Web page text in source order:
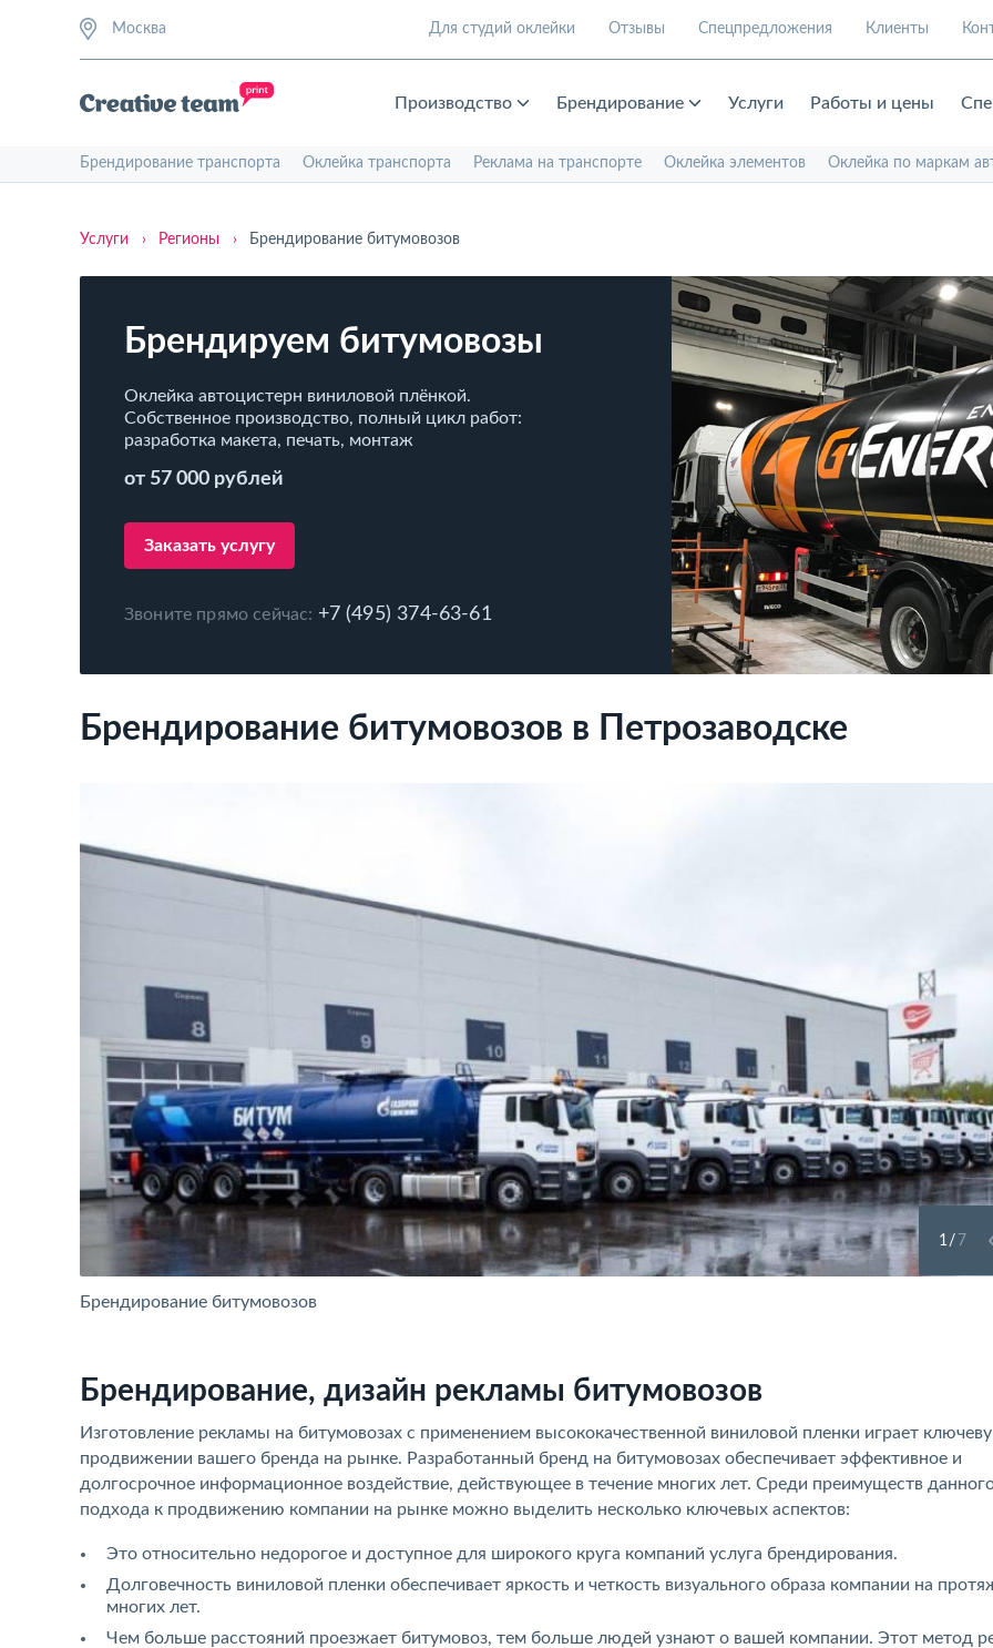
Москва Для студий оклейки Отзывы Спецпредложения Клиенты
Производство Брендирование Услуги Работы и цены
Брендирование транспорта Оклейка транспорта Реклама на транспорте Оклейка элементов Оклейка по маркам
Услуги › Регионы › Брендирование битумовозов
Брендируем битумовозы
Оклейка автоцистерн виниловой плёнкой.
Собственное производство, полный цикл работ:
разработка макета, печать, монтаж
от 57 000 рублей
Заказать услугу
Звоните прямо сейчас: +7 (495) 374-63-61
Брендирование битумовозов в Петрозаводске
Брендирование битумовозов
1/ 7
Брендирование, дизайн рекламы битумовозов
Изготовление рекламы на битумовозах с применением высококачественной виниловой пленки играет
продвижении вашего бренда на рынке. Разработанный бренд на битумовозах обеспечивает эффективное и
долгосрочное информационное воздействие, действующее в течение многих лет. Среди преимуществ
подхода к продвижению компании на рынке можно выделить несколько ключевых аспектов:
Это относительно недорогое и доступное для широкого круга компаний услуга брендирования.
Долговечность виниловой пленки обеспечивает яркость и четкость визуального образа компании на
многих лет.
Чем больше расстояний проезжает битумовоз, тем больше людей узнают о вашей компании. Этот метод